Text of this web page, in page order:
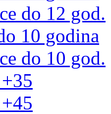
do 12 god.
10 godina
do 10 god.